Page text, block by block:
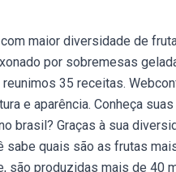
maior diversidade de
por sobremesas
35 receitas.
e aparência. Conheça
brasil? Graças à sua
quais são as frutas
são produzidas mais de 40